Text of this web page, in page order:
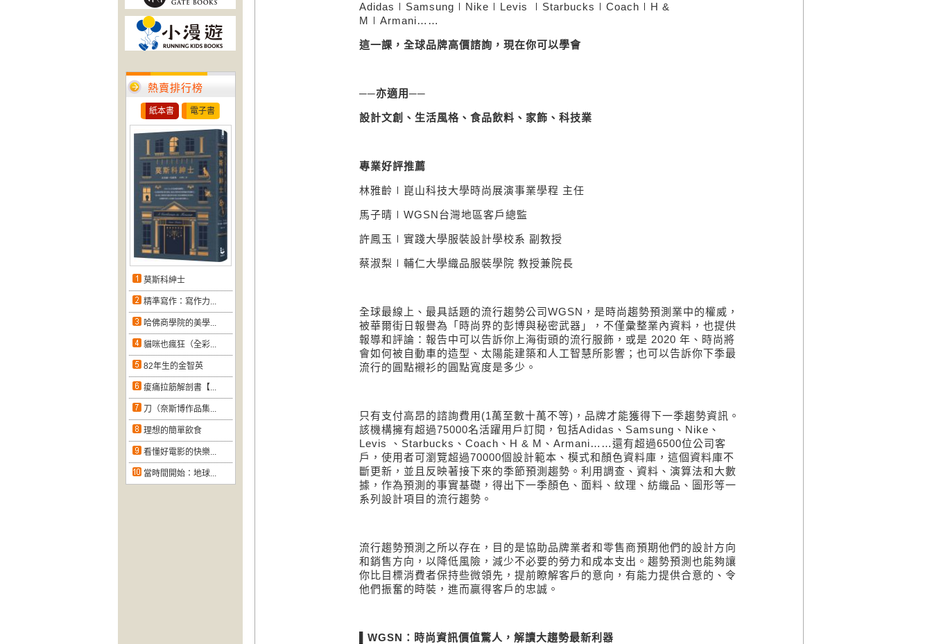
熱賣排行榜
紙本書 電子書
莫斯科紳士
精準寫作：寫作力...
哈佛商學院的美學...
貓咪也瘋狂（全彩...
82年生的金智英
痠痛拉筋解剖書【...
刀（奈斯博作品集...
理想的簡單飲食
看懂好電影的快樂...
當時間開始：地球...
Adidas ∣ Samsung ∣ Nike ∣ Levis ∣ Starbucks ∣ Coach ∣ H &
M ∣ Armani……
這一課，全球品牌高價諮詢，現在你可以學會
──亦適用──
設計文創、生活風格、食品飲料、家飾、科技業
專業好評推薦
林雅齡∣崑山科技大學時尚展演事業學程 主任
馬子晴∣ WGSN台灣地區客戶總監
許鳳玉∣實踐大學服裝設計學校系 副教授
蔡淑梨∣輔仁大學織品服裝學院 教授兼院長
全球最線上、最具話題的流行趨勢公司WGSN ，是時尚趨勢預測業中的權威，
被華爾街日報譽為「時尚界的彭博與秘密武器」，不僅彙整業內資料，也提供
報導和評論：報告中可以告訴你上海街頭的流行服飾，或是 2020 年、時尚將
會如何被自動車的造型、太陽能建築和人工智慧所影響；也可以告訴你下季最
流行的圓點襯衫的圓點寬度是多少。
只有支付高昂的諮詢費用 (1萬至數十萬不等) ，品牌才能獲得下一季趨勢資訊。
該機構擁有超過75000名活躍用戶訂閱，包括Adidas 、 Samsung 、 Nike 、
Levis
、 Starbucks 、 Coach 、 H & M 、 Armani……還有超過6500位公司客
戶，使用者可瀏覽超過70000個設計範本、模式和顏色資料庫，這個資料庫不
斷更新，並且反映著接下來的季節預測趨勢。利用調查、資料、演算法和大數
據，作為預測的事實基礎，得出下一季顏色、面料、紋理、紡織品、圖形等一
系列設計項目的流行趨勢。
流行趨勢預測之所以存在，目的是協助品牌業者和零售商預期他們的設計方向
和銷售方向，以降低風險，減少不必要的勞力和成本支出。趨勢預測也能夠讓
你比目標消費者保持些微領先，提前瞭解客戶的意向，有能力提供合意的、令
他們振奮的時裝，進而贏得客戶的忠誠。
WGSN ：時尚資訊價值驚人，解讀大趨勢最新利器